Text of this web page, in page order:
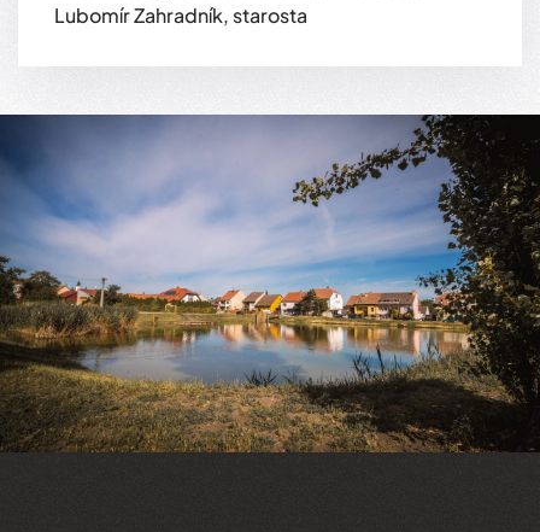
Lubomír Zahradník, starosta